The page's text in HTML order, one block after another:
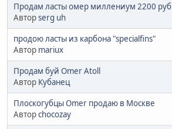
Продам ласты омер миллениум 2200 руб
Авторserg uh
продою ласты из карбона "specialfins"
Автор mariux
Продам буй Omer Atoll
Автор Кубанец
Плоскогубцы Omer продаю в Москве
Авторchocozay